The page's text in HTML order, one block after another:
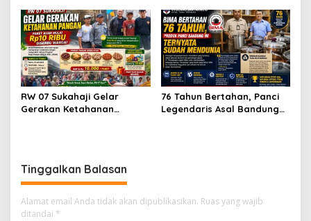
Transparansi dan
Profesionalisme
Integritas Advokat
RW 07 Sukahaji Gelar
Gerakan Ketahanan
76 Tahun Bertahan, Panci
Legendaris Asal Bandung
Tinggalkan Balasan
Alamat email Anda tidak akan dipublikasikan. Ruas yang wajib
ditandai *